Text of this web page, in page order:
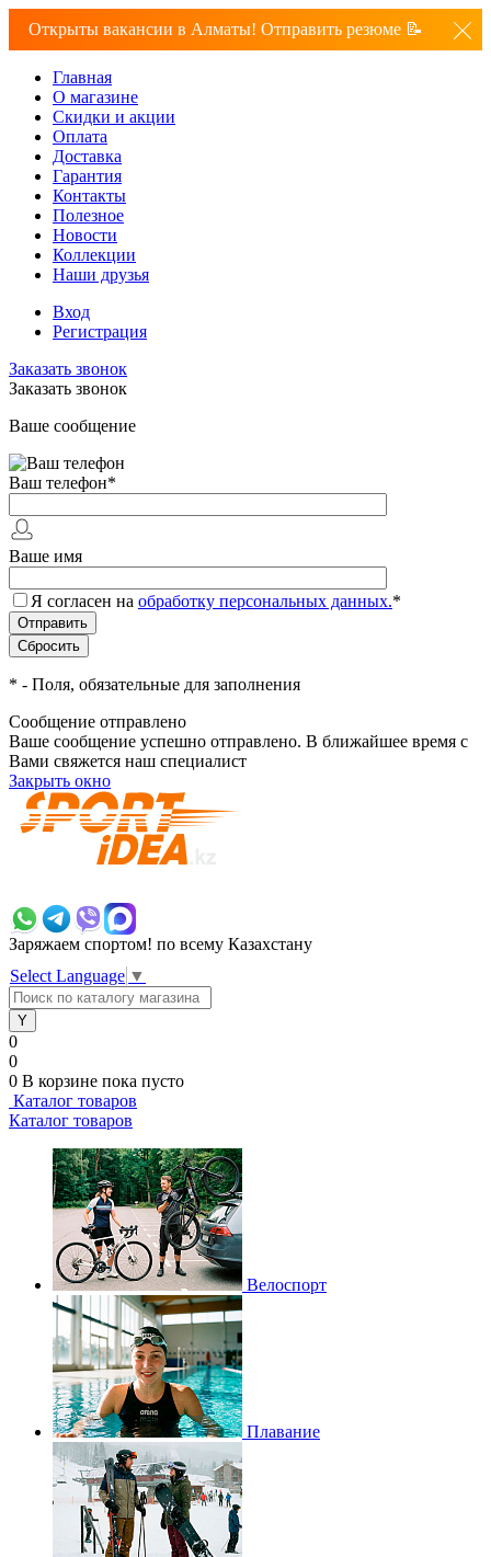
Открыты вакансии в Алматы! Отправить резюме 📝
Главная
О магазине
Скидки и акции
Оплата
Доставка
Гарантия
Контакты
Полезное
Новости
Коллекции
Наши друзья
Вход
Регистрация
Заказать звонок
Заказать звонок
Ваше сообщение
Ваш телефон*
Ваше имя
Я согласен на обработку персональных данных.*
* - Поля, обязательные для заполнения
Сообщение отправлено
Ваше сообщение успешно отправлено. В ближайшее время с
Вами свяжется наш специалист
Закрыть окно
Заряжаем спортом! по всему Казахстану
Select Language ▼
0
0
0 В корзине пока пусто
Каталог товаров
Каталог товаров
Велоспорт
Плавание